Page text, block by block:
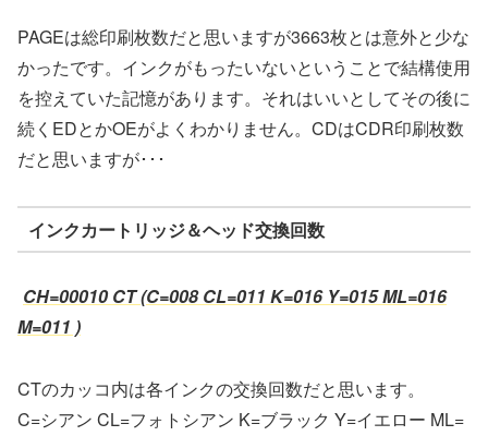
PAGEは総印刷枚数だと思いますが3663枚とは意外と少な
かったです。インクがもったいないということで結構使用
を控えていた記憶があります。それはいいとしてその後に
続くEDとかOEがよくわかりません。CDはCDR印刷枚数
だと思いますが･･･
インクカートリッジ＆ヘッド交換回数
CH=00010 CT (C=008 CL=011 K=016 Y=015 ML=016
M=011 )
CTのカッコ内は各インクの交換回数だと思います。
C=シアン CL=フォトシアン K=ブラック Y=イエロー ML=